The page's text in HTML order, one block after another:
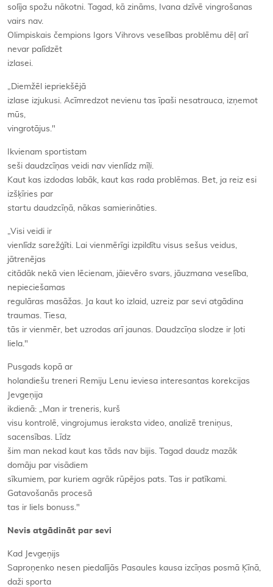
solīja spožu nākotni. Tagad, kā zināms, Ivana dzīvē vingrošanas
vairs nav.
Olimpiskais čempions Igors Vihrovs veselības problēmu dēļ arī
nevar palīdzēt
izlasei.
„Diemžēl iepriekšējā
izlase izjukusi. Acīmredzot nevienu tas īpaši nesatrauca, izņemot
mūs,
vingrotājus."
Ikvienam sportistam
seši daudzcīņas veidi nav vienlīdz mīļi.
Kaut kas izdodas labāk, kaut kas rada problēmas. Bet, ja reiz esi
izšķīries par
startu daudzcīņā, nākas samierināties.
„Visi veidi ir
vienlīdz sarežģīti. Lai vienmērīgi izpildītu visus sešus veidus,
jātrenējas
citādāk nekā vien lēcienam, jāievēro svars, jāuzmana veselība,
nepieciešamas
regulāras masāžas. Ja kaut ko izlaid, uzreiz par sevi atgādina
traumas. Tiesa,
tās ir vienmēr, bet uzrodas arī jaunas. Daudzcīņa slodze ir ļoti
liela."
Pusgads kopā ar
holandiešu treneri Remiju Lenu ieviesa interesantas korekcijas
Jevgeņija
ikdienā: „Man ir treneris, kurš
visu kontrolē, vingrojumus ieraksta video, analizē treniņus,
sacensības. Līdz
šim man nekad kaut kas tāds nav bijis. Tagad daudz mazāk
domāju par visādiem
sīkumiem, par kuriem agrāk rūpējos pats. Tas ir patīkami.
Gatavošanās procesā
tas ir liels bonuss."
Nevis atgādināt par sevi
Kad Jevgeņijs
Saproņenko nesen piedalījās Pasaules kausa izcīņas posmā Ķīnā,
daži sporta